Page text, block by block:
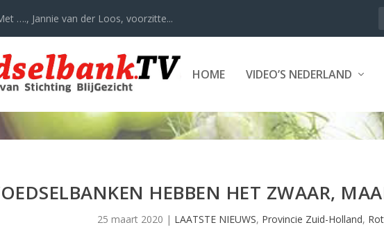
…., Jannie van der Loos, voorzitte...
HOME VIDEO’S NEDERLAND
HEBBEN HET ZWAAR,
25 maart 2020 | LAATSTE NIEUWS, Provincie Zuid-Holland,